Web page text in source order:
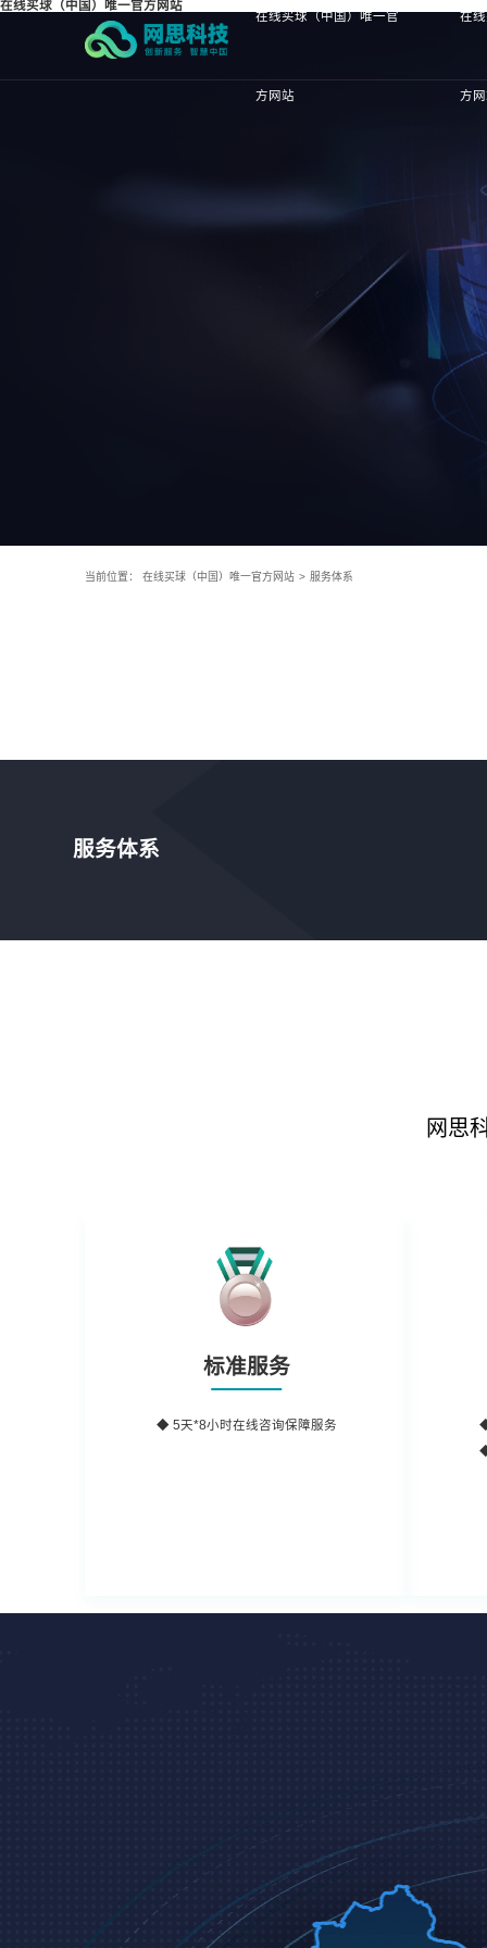
在线买球（中国）唯一官方网站
在线买球（中国）唯一官
方网站
在
方
当前位置： 在线买球（中国）唯一官方网站 > 服务体系
服务体系
网思
标准服务
◆ 5天*8小时在线咨询保障服务